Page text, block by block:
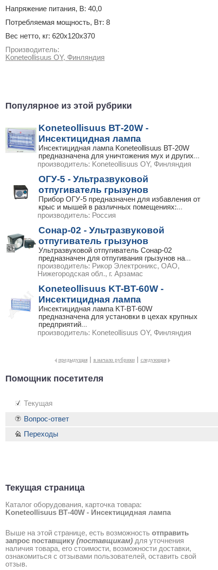
Напряжение питания, В: 40,0
Потребляемая мощность, Вт: 8
Вес нетто, кг: 620х120х370
Производитель:
Koneteollisuus OY, Финляндия
Популярное из этой рубрики
Koneteollisuus ВТ-20W -
Инсектицидная лампа
Инсектицидная лампа Koneteollisuus ВТ-20W
предназначена для уничтожения мух и других...
производитель: Koneteollisuus OY, Финляндия
ОГУ-5 - Ультразвуковой
отпугиватель грызунов
Прибор ОГУ-5 предназначен для избавления от
крыс и мышей в различных помещениях:...
производитель: Россия
Сонар-02 - Ультразвуковой
отпугиватель грызунов
Ультразвуковой отпугиватель Сонар-02
предназначен для отпугивания грызунов на...
производитель: Рикор Электроникс, ОАО,
Нижегородская обл., г. Арзамас
Koneteollisuus KT-BT-60W -
Инсектицидная лампа
Инсектицидная лампа KT-BT-60W
предназначена для установки в цехах крупных
предприятий...
производитель: Koneteollisuus OY, Финляндия
предыдущая | в начало рубрики | следующая
Помощник посетителя
Текущая
Текущая страница
Каталог оборудования, карточка товара:
Koneteollisuus ВТ-40W - Инсектицидная лампа
Выше на этой странице, есть возможность отправить
запрос поставщику (поставщикам) для уточнения
наличия товара, его стоимости, возможности доставки,
ознакомиться с отзывами пользователей, оставить свой
отзыв.
Вопрос-ответ
Переходы